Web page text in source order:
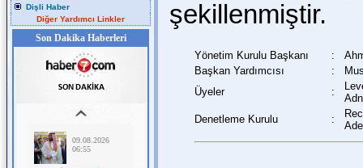
Dişli Haber
Diğer Yardımcı Linkler
Son Dakika Haberleri
şekillenmiştir.
Yönetim Kurulu Başkanı :
Başkan Yardımcısı
:
Üyeler
:
Denetleme Kurulu
: